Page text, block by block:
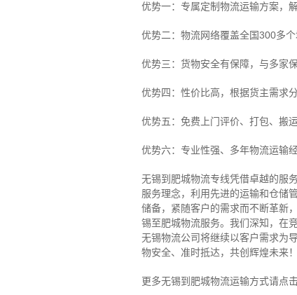
优势一：专属定制物流运输方案，
优势二：物流网络覆盖全国300多
优势三：货物安全有保障，与多家
优势四：性价比高，根据货主需求
优势五：免费上门评价、打包、搬
优势六：专业性强、多年物流运输
无锡到肥城物流专线凭借卓越的服
服务理念，利用先进的运输和仓储
储备，紧随客户的需求而不断革新
锡至肥城物流服务。 我们深知，在
无锡物流公司将继续以客户需求为
物安全、准时抵达，共创辉煌未来！
更多无锡到肥城物流运输方式请点